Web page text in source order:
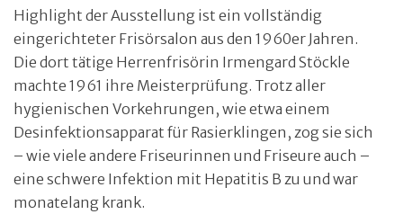
Highlight der Ausstellung ist ein vollständig
eingerichteter Frisörsalon aus den 1960er Jahren.
Die dort tätige Herrenfrisörin Irmengard Stöckle
machte 1961 ihre Meisterprüfung. Trotz aller
hygienischen Vorkehrungen, wie etwa einem
Desinfektionsapparat für Rasierklingen, zog sie sich
– wie viele andere Friseurinnen und Friseure auch –
eine schwere Infektion mit Hepatitis B zu und war
monatelang krank.